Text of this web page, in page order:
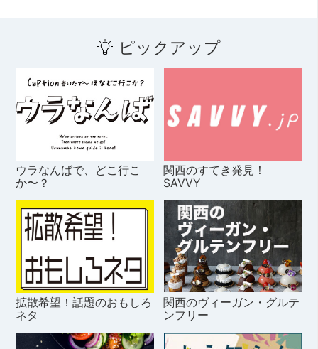
ピックアップ
ウラなんばで、どこ行こ
か〜？
関西のすてき発見！
SAVVY
拡散希望！話題のおもしろ
ネタ
関西のヴィーガン・グルテ
ンフリー